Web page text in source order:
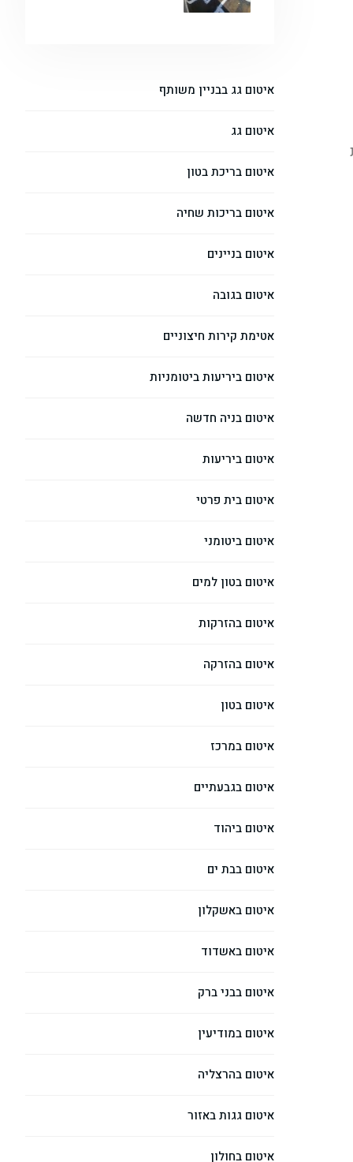
איטום גג בבניין משותף
איטום גג
איטום בריכת בטון
איטום בריכות שחיה
איטום בניינים
איטום בגובה
אטימת קירות חיצוניים
איטום ביריעות ביטומניות
איטום בניה חדשה
איטום ביריעות
איטום בית פרטי
איטום ביטומני
איטום בטון למים
איטום בהזרקות
איטום בהזרקה
איטום בטון
איטום במרכז
איטום בגבעתיים
איטום ביהוד
איטום בבת ים
איטום באשקלון
איטום באשדוד
איטום בבני ברק
איטום במודיעין
איטום בהרצליה
איטום גגות באזור
איטום בחולון